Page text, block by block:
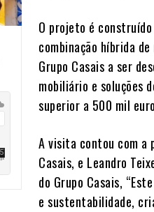
O projeto é
combinação híbrida
Grupo Casais a ser
mobiliário e soluções
superior a 500 mil
A visita contou com a
Casais, e Leandro
do Grupo Casais,
e sustentabilidade,